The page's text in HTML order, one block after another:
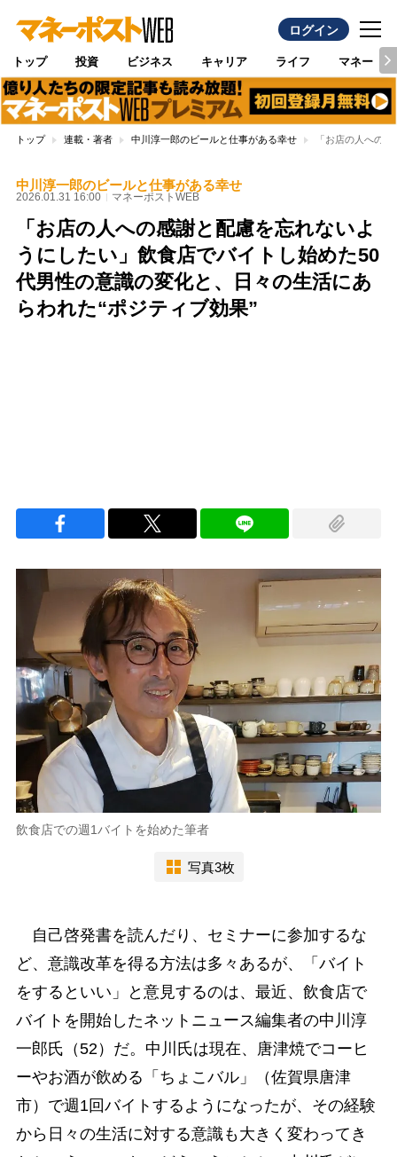
ログイン
トップ 投資 ビジネス キャリア ライフ マネー
トップ 連載・著者 中川淳一郎のビールと仕事がある幸せ 「お店の人への
中川淳一郎のビールと仕事がある幸せ
2026.01.31 16:00 マネーポストWEB
「お店の人への感謝と配慮を忘れないよ
うにしたい」飲食店でバイトし始めた50
代男性の意識の変化と、日々の生活にあ
らわれた“ポジティブ効果”
飲食店での週1バイトを始めた筆者
写真3枚
自己啓発書を読んだり、セミナーに参加するな
ど、意識改革を得る方法は多々あるが、「バイト
をするといい」と意見するのは、最近、飲食店で
バイトを開始したネットニュース編集者の中川淳
一郎氏（52）だ。中川氏は現在、唐津焼でコーヒ
ーやお酒が飲める「ちょこバル」（佐賀県唐津
市）で週1回バイトするようになったが、その経験
から日々の生活に対する意識も大きく変わってき